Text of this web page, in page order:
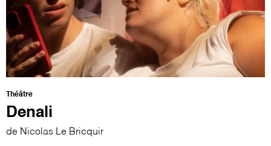
Théâtre
Denali
de Nicolas Le Bricquir